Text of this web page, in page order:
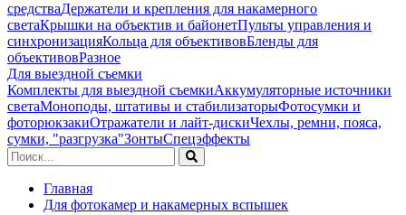
средстваДержатели и крепления для накамерного
светаКрышки на объектив и байонетПульты управления и
синхронизацияКольца для объективовБленды для
объективовРазное
Для выездной съемки
Комплекты для выездной съемкиАккумуляторные источники
светаМоноподы, штативы и стабилизаторыФотосумки и
фоторюкзакиОтражатели и лайт-дискиЧехлы, ремни, пояса,
сумки, "разгрузка"ЗонтыСпецэффекты
Главная
Для фотокамер и накамерных вспышек